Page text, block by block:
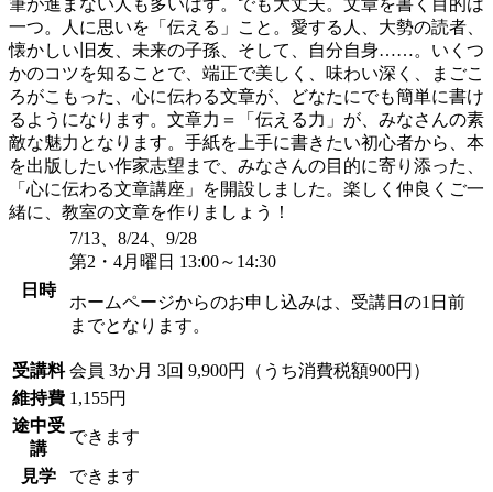
一つ。人に思いを「伝える」こと。愛する人、大勢の読者、
懐かしい旧友、未来の子孫、そして、自分自身……。いくつ
かのコツを知ることで、端正で美しく、味わい深く、まごこ
ろがこもった、心に伝わる文章が、どなたにでも簡単に書け
るようになります。文章力＝「伝える力」が、みなさんの素
敵な魅力となります。手紙を上手に書きたい初心者から、本
を出版したい作家志望まで、みなさんの目的に寄り添った、
「心に伝わる文章講座」を開設しました。楽しく仲良くご一
緒に、教室の文章を作りましょう！
日時
7/13、8/24、9/28
第2・4月曜日 13:00～14:30
ホームページからのお申し込みは、受講日の1日前
までとなります。
受講料 会員 3か月 3回 9,900円（うち消費税額900円）
維持費 1,155円
途中受
講
できます
見学
できます